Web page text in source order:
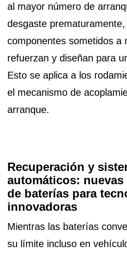
al mayor número de
desgaste
componentes sometidos a
refuerzan y diseñan para
Esto se aplica a los
el mecanismo de
arranque.
Recuperación y
automáticos:
de baterías para
innovadoras
Mientras las baterías
su límite incluso en